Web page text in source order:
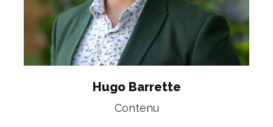
Hugo Barrette
Contenu